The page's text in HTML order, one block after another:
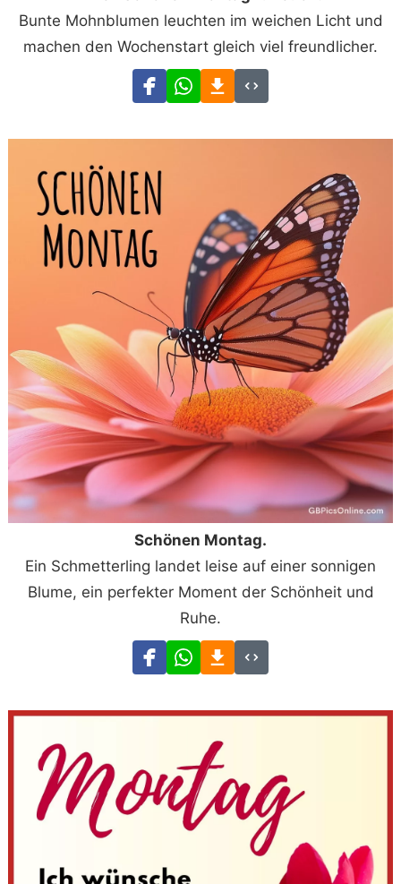
Bunte Mohnblumen leuchten im weichen Licht und
machen den Wochenstart gleich viel freundlicher.
Schönen Montag.
Ein Schmetterling landet leise auf einer sonnigen
Blume, ein perfekter Moment der Schönheit und
Ruhe.